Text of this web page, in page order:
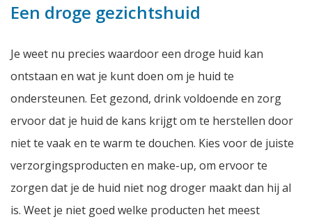
Een droge gezichtshuid
Je weet nu precies waardoor een droge huid kan
ontstaan en wat je kunt doen om je huid te
ondersteunen. Eet gezond, drink voldoende en zorg
ervoor dat je huid de kans krijgt om te herstellen door
niet te vaak en te warm te douchen. Kies voor de juiste
verzorgingsproducten en make-up, om ervoor te
zorgen dat je de huid niet nog droger maakt dan hij al
is. Weet je niet goed welke producten het meest